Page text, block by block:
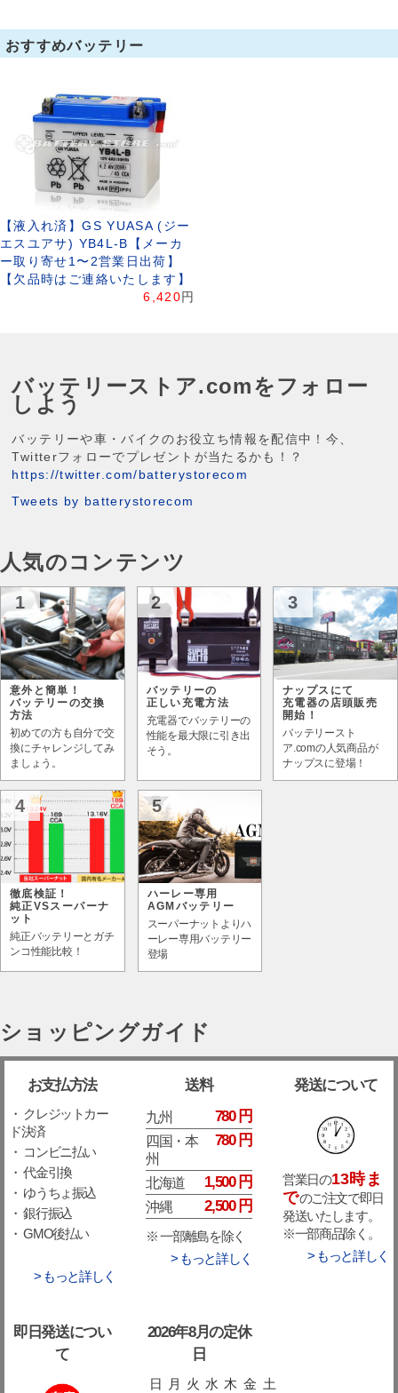
おすすめバッテリー
【液入れ済】GS YUASA (ジー
エスユアサ) YB4L-B【メーカ
ー取り寄せ1〜2営業日出荷】
【欠品時はご連絡いたします】
6,420 円
バッテリーストア.comをフォロー
しよう
バッテリーや車・バイクのお役立ち情報を配信中！今、
Twitterフォローでプレゼントが当たるかも！？
https://twitter.com/batterystorecom
Tweets by batterystorecom
人気のコンテンツ
1
意外と簡単！
バッテリーの交換
方法
初めての方も自分で交
換にチャレンジしてみ
ましょう。
2
バッテリーの
正しい充電方法
充電器でバッテリーの
性能を最大限に引き出
そう。
3
ナップスにて
充電器の店頭販売
開始！
バッテリースト
ア.comの人気商品が
ナップスに登場！
4
徹底検証！
純正VSスーパーナ
ット
純正バッテリーとガチ
ンコ性能比較！
5
ハーレー専用
AGMバッテリー
スーパーナットよりハ
ーレー専用バッテリー
登場
ショッピングガイド
お支払方法
・ クレジットカー
ド決済
・ コンビニ払い
・ 代金引換
・ ゆうちょ振込
・ 銀行振込
・ GMO後払い
> もっと詳しく
送料
九州 780 円
四国・本
州
780 円
北海道 1,500 円
沖縄 2,500 円
※ 一部離島を除く
> もっと詳しく
発送について
営業日の13時ま
でのご注文で即日
発送いたします。
※一部商品除く。
> もっと詳しく
即日発送につい
て
2026年8月の定休
日
日 月 火 水 木 金 土